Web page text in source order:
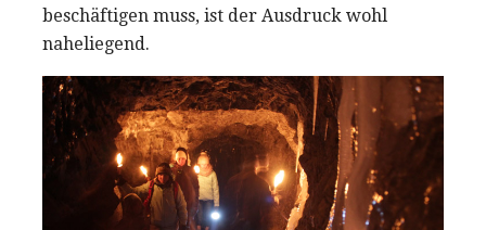
beschäftigen muss, ist der Ausdruck wohl
naheliegend.